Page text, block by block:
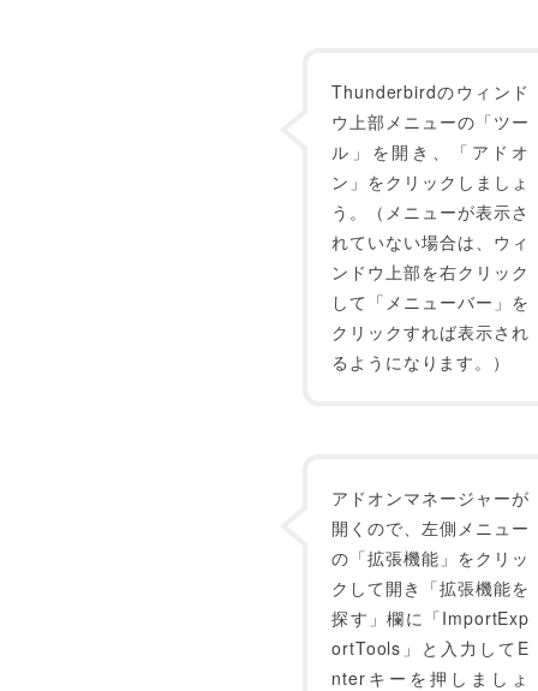
Thunderbirdのウィンド
ウ上部メニューの「ツー
ル」を開き、「アドオ
ン」をクリックしましょ
う。（メニューが表示さ
れていない場合は、ウィ
ンドウ上部を右クリック
して「メニューバー」を
クリックすれば表示され
るようになります。）
アドオンマネージャーが
開くので、左側メニュー
の「拡張機能」をクリッ
クして開き「拡張機能を
探す」欄に「ImportExp
ortTools」と入力してE
nterキーを押しましょ